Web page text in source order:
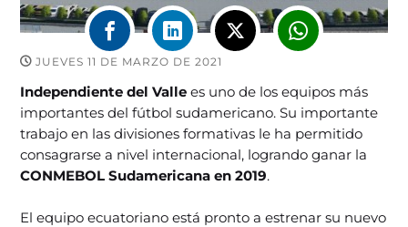
JUEVES 11 DE MARZO DE 2021
Independiente del Valle es uno de los equipos más
importantes del fútbol sudamericano. Su importante
trabajo en las divisiones formativas le ha permitido
consagrarse a nivel internacional, logrando ganar la
CONMEBOL Sudamericana en 2019.
El equipo ecuatoriano está pronto a estrenar su nuevo